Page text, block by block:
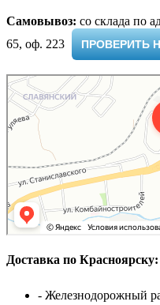
Самовывоз: cо склада по
65, оф. 223 ​
ПРОВЕРИТЬ
Доставка по Красноярску:
- Железнодорожный